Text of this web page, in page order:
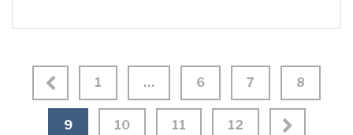
1 … 6 7 8
9 10 11 12